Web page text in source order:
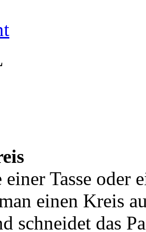
Tasse oder
einen Kreis
schneidet das